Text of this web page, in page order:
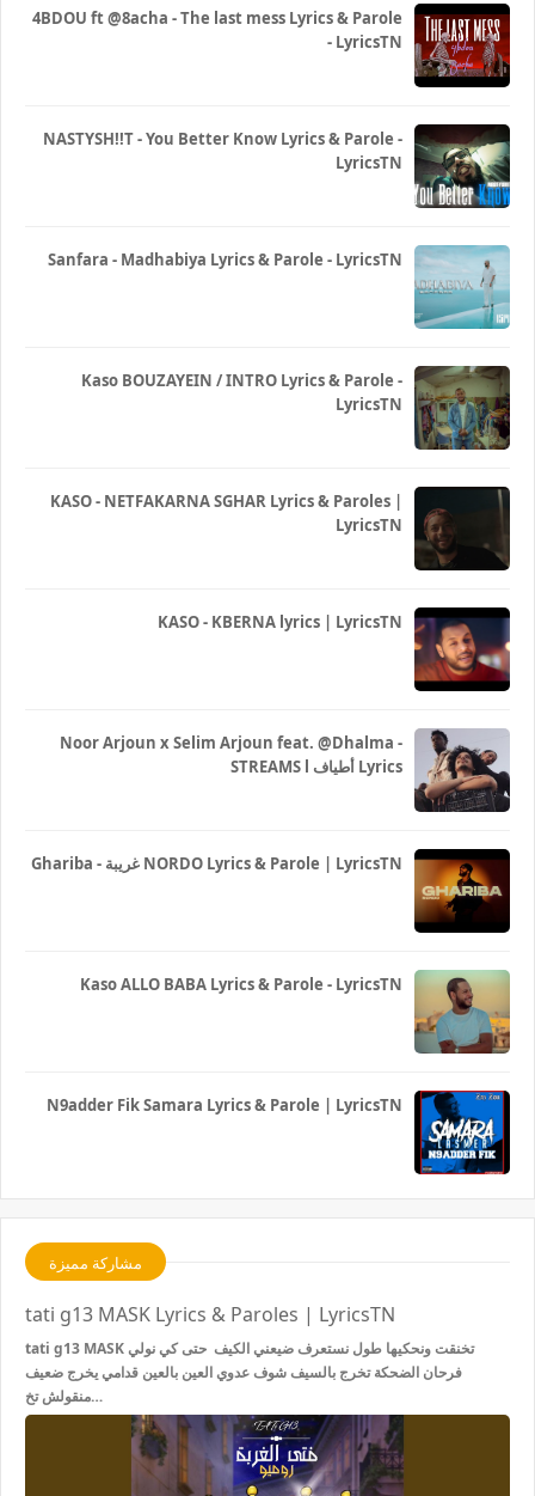
4BDOU ft ‪@8acha‬ - The last mess Lyrics & Parole
- LyricsTN
NASTYSH!!T - You Better Know Lyrics & Parole -
LyricsTN
Sanfara - Madhabiya Lyrics & Parole - LyricsTN
Kaso BOUZAYEIN / INTRO Lyrics & Parole -
LyricsTN
KASO - NETFAKARNA SGHAR Lyrics & Paroles |
LyricsTN
KASO - KBERNA lyrics | LyricsTN
Noor Arjoun x Selim Arjoun feat. @Dhalma -
STREAMS l أطياف Lyrics
Ghariba - غريبة NORDO Lyrics & Parole | LyricsTN
Kaso ALLO BABA Lyrics & Parole - LyricsTN
N9adder Fik Samara Lyrics & Parole | LyricsTN
مشاركة مميزة
tati g13 MASK Lyrics & Paroles | LyricsTN
tati g13 MASK تخنقت ونحكيها طول نستعرف ضيعني الكيف حتى كي نولي
فرحان الضحكة تخرج بالسيف شوف عدوي العين بالعين قدامي يخرج ضعيف
منقولش تخ…